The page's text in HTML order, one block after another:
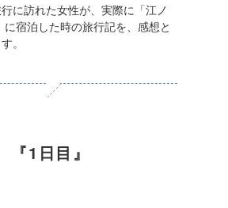
に訪れた女性が、実際に「江ノ
に宿泊した時の旅行記を、感想と
。
1日目